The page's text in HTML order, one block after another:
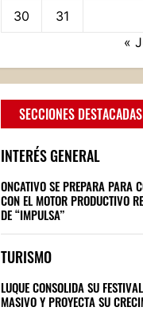
30
31
«
SECCIONES DESTACADAS
INTERÉS GENERAL
ONCATIVO SE PREPARA PARA
CON EL MOTOR PRODUCTIVO
DE “IMPULSA”
TURISMO
LUQUE CONSOLIDA SU
MASIVO Y PROYECTA SU